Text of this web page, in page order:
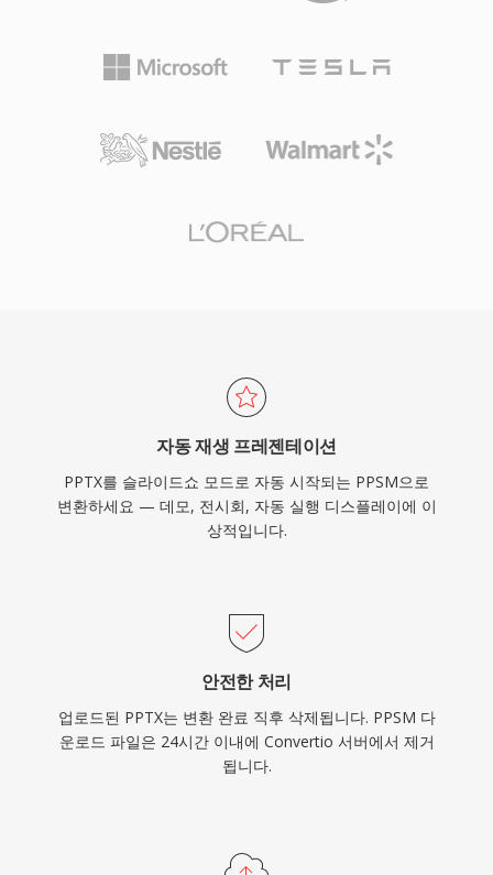
자동 재생 프레젠테이션
PPTX를 슬라이드쇼 모드로 자동 시작되는 PPSM으로
변환하세요 — 데모, 전시회, 자동 실행 디스플레이에 이
상적입니다.
안전한 처리
업로드된 PPTX는 변환 완료 직후 삭제됩니다. PPSM 다
운로드 파일은 24시간 이내에 Convertio 서버에서 제거
됩니다.